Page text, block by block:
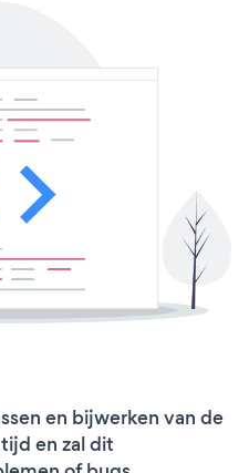
en bijwerken van de
en zal dit